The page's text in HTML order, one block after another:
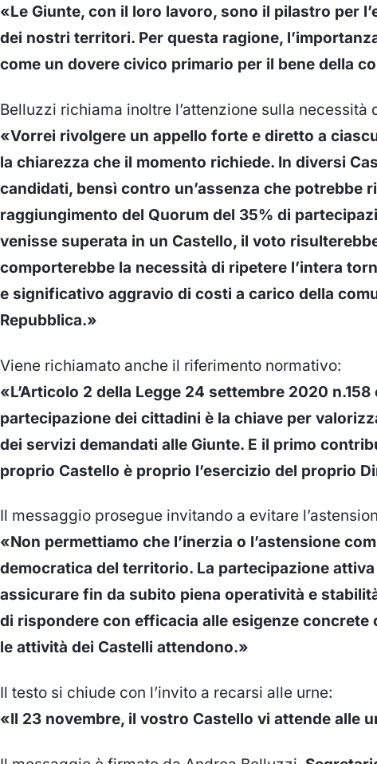
«Le Giunte, con il loro lavoro, sono il pilastro per
dei nostri territori. Per questa ragione,
come un dovere civico primario per il bene della
Belluzzi richiama inoltre l’attenzione sulla necessità
«Vorrei rivolgere un appello forte e diretto a
la chiarezza che il momento richiede. In diversi
candidati, bensì contro un’assenza che potrebbe
raggiungimento del Quorum del 35% di
venisse superata in un Castello, il voto
comporterebbe la necessità di ripetere l’intera
e significativo aggravio di costi a carico della
Repubblica.»
Viene richiamato anche il riferimento normativo:
«L’Articolo 2 della Legge 24 settembre 2020
partecipazione dei cittadini è la chiave per
dei servizi demandati alle Giunte. E il primo
proprio Castello è proprio l’esercizio del proprio
Il messaggio prosegue invitando a evitare
«Non permettiamo che l’inerzia o l’astensione
democratica del territorio. La partecipazione
assicurare fin da subito piena operatività e
di rispondere con efficacia alle esigenze concrete
le attività dei Castelli attendono.»
Il testo si chiude con l’invito a recarsi alle urne:
«Il 23 novembre, il vostro Castello vi attende alle